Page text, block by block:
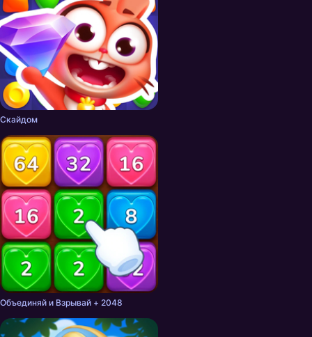
Скайдом
Объединяй и Взрывай + 2048